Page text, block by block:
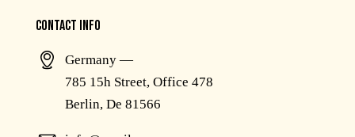
CONTACT INFO
Germany —
785 15h Street, Office 478
Berlin, De 81566